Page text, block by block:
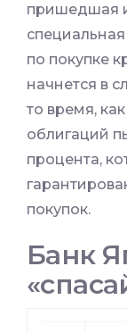
пришедшая
по покупке
начнется в
то время,
облигаций
процента,
покупок.
Банк